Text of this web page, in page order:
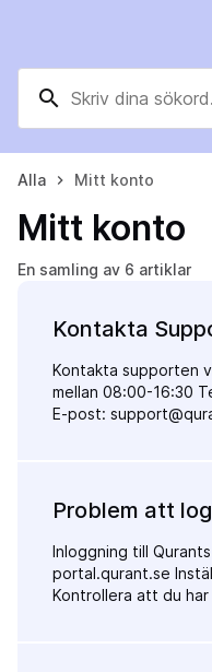
search
Alla keyboard_arrow_right Mitt konto
Mitt konto
En samling av 6 artiklar
Kontakta
Kontakta supporten
mellan 08:00-16:30
E-post:
Problem att
Inloggning till
portal.qurant.se
Kontrollera att du